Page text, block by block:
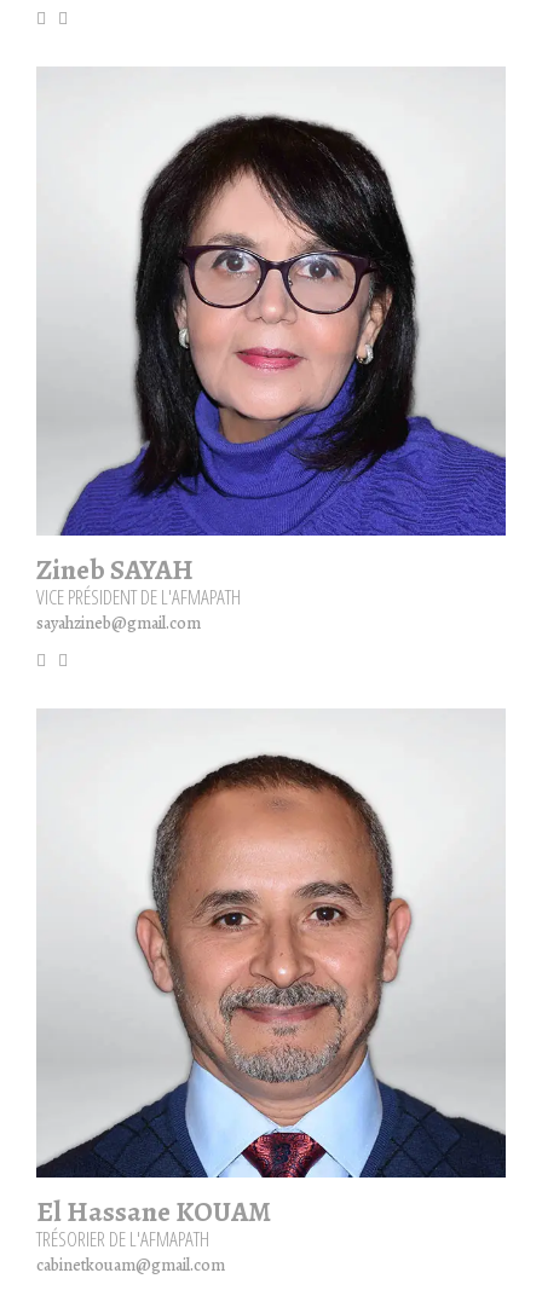
Zineb SAYAH
VICE PRÉSIDENT DE L'AFMAPATH
sayahzineb@gmail.com
El Hassane KOUAM
TRÉSORIER DE L'AFMAPATH
cabinetkouam@gmail.com